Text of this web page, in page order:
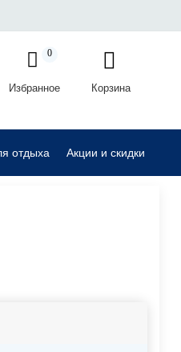
0
Избранное Корзина
для садовой техники
отдыха Акции и скидки